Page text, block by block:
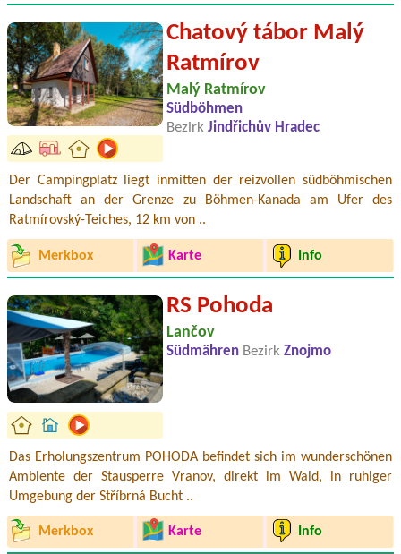
Chatový tábor Malý
Ratmírov
Malý Ratmírov
Südböhmen
Bezirk Jindřichův Hradec
Der Campingplatz liegt inmitten der reizvollen südböhmischen
Landschaft an der Grenze zu Böhmen-Kanada am Ufer des
Ratmírovský-Teiches, 12 km von ..
Merkbox Karte Info
RS Pohoda
Lančov
Südmähren Bezirk Znojmo
Das Erholungszentrum POHODA befindet sich im wunderschönen
Ambiente der Stausperre Vranov, direkt im Wald, in ruhiger
Umgebung der Stříbrná Bucht ..
Merkbox Karte Info